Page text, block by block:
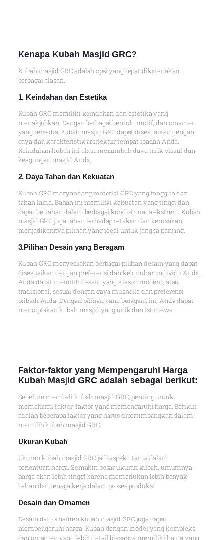
Kenapa Kubah Masjid GRC?
Kubah masjid GRC adalah opsi yang tepat dikarenakan
berbagai alasan.
1. Keindahan dan Estetika
Kubah GRC memiliki keindahan dan estetika yang
menakjubkan. Dengan berbagai bentuk, motif, dan ornamen
yang tersedia, kubah masjid GRC dapat disesuaikan dengan
gaya dan karakteristik arsitektur tempat ibadah Anda.
Keindahan kubah ini akan menambah daya tarik visual dan
keagungan masjid Anda.
2. Daya Tahan dan Kekuatan
Kubah GRC menyandang material GRC yang tangguh dan
tahan lama. Bahan ini memiliki kekuatan yang tinggi dan
dapat bertahan dalam berbagai kondisi cuaca ekstrem. Kubah
masjid GRC juga tahan terhadap retakan dan kerusakan,
menjadikannya pilihan yang ideal untuk jangka panjang.
3.Pilihan Desain yang Beragam
Kubah GRC menyediakan berbagai pilihan desain yang dapat
disesuaikan dengan preferensi dan kebutuhan individu Anda.
Anda dapat memilih desain yang klasik, modern, atau
tradisional, sesuai dengan gaya musholla dan preferensi
pribadi Anda. Dengan pilihan yang beragam ini, Anda dapat
menciptakan kubah masjid yang unik dan istimewa.
Faktor-faktor yang Mempengaruhi Harga
Kubah Masjid GRC adalah sebagai berikut:
Sebelum membeli kubah masjid GRC, penting untuk
memahami faktor-faktor yang memengaruhi harga. Berikut
adalah beberapa faktor yang harus dipertimbangkan dalam
memilih kubah masjid GRC:
Ukuran Kubah
Ukuran kubah masjid GRC jadi aspek utama dalam
penentuan harga. Semakin besar ukuran kubah, umumnya
harga akan lebih tinggi karena memerlukan lebih banyak
bahan dan tenaga kerja dalam proses produksi.
Desain dan Ornamen
Desain dan ornamen kubah masjid GRC juga dapat
mempengaruhi harga. Kubah dengan model yang kompleks
dan ornamen yang lebih detail biasanya memiliki harga yang